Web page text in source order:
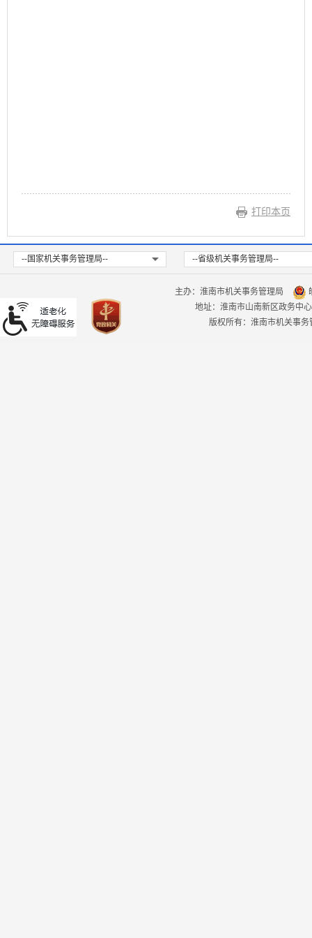
打印本页
--国家机关事务管理局-- --省级机关事务管理局--
主办：淮南市机关事务管理局
地址：淮南市山南新区政务中
版权所有：淮南市机关事务